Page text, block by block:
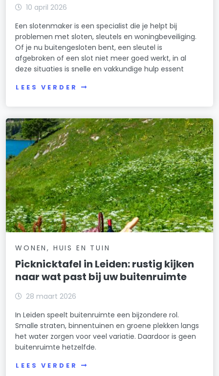
10 april 2026
Een slotenmaker is een specialist die je helpt bij
problemen met sloten, sleutels en woningbeveiliging.
Of je nu buitengesloten bent, een sleutel is
afgebroken of een slot niet meer goed werkt, in al
deze situaties is snelle en vakkundige hulp essent
LEES VERDER
WONEN, HUIS EN TUIN
Picknicktafel in Leiden: rustig kijken
naar wat past bij uw buitenruimte
28 maart 2026
In Leiden speelt buitenruimte een bijzondere rol.
Smalle straten, binnentuinen en groene plekken langs
het water zorgen voor veel variatie. Daardoor is geen
buitenruimte hetzelfde.
LEES VERDER